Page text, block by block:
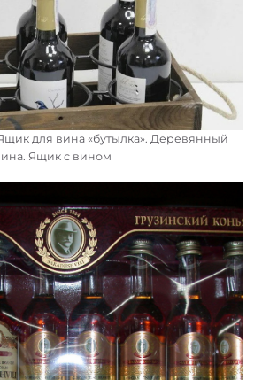
для вина «бутылка». Деревянный
Ящик с вином